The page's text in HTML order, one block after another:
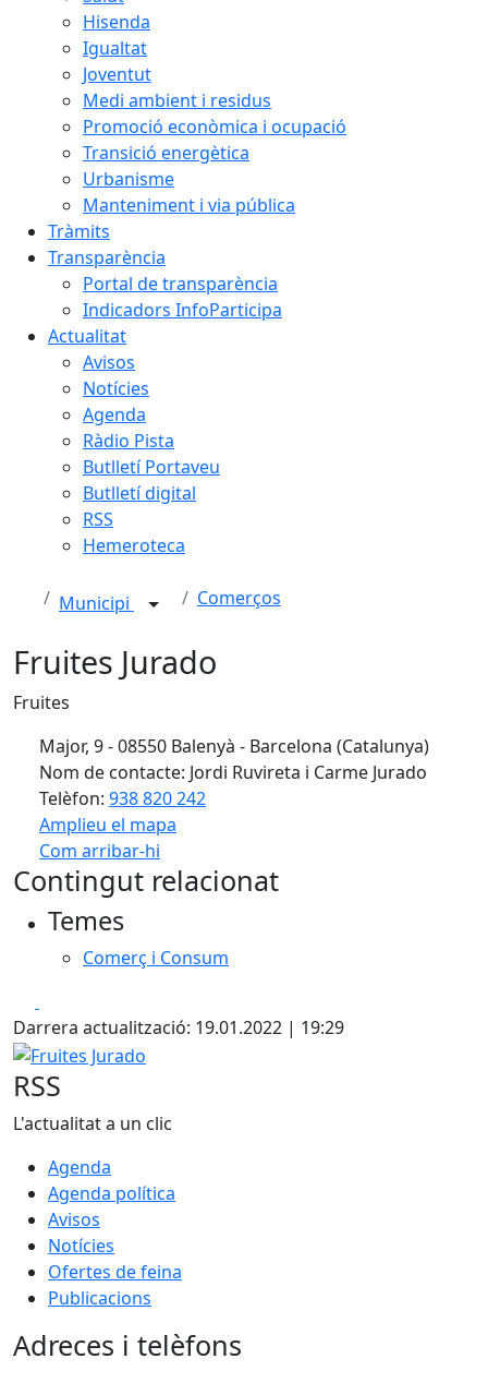
Hisenda
Igualtat
Joventut
Medi ambient i residus
Promoció econòmica i ocupació
Transició energètica
Urbanisme
Manteniment i via pública
Tràmits
Transparència
Portal de transparència
Indicadors InfoParticipa
Actualitat
Avisos
Notícies
Agenda
Ràdio Pista
Butlletí Portaveu
Butlletí digital
RSS
Hemeroteca
Municipi Comerços
Fruites Jurado
Fruites
Major, 9 - 08550 Balenyà - Barcelona (Catalunya)
Nom de contacte: Jordi Ruvireta i Carme Jurado
Telèfon: 938 820 242
Amplieu el mapa
Com arribar-hi
+
Contingut relacionat
Temes
Comerç i Consum
Darrera actualització: 19.01.2022 | 19:29
Fruites Jurado
RSS
L'actualitat a un clic
Agenda
Agenda política
Avisos
Notícies
Ofertes de feina
Publicacions
Adreces i telèfons